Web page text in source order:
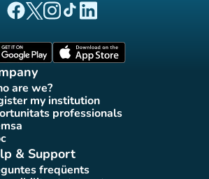
(new tab)
(new tab)
(new tab)(new tab)
(new tab)
are we?
(new tab)
my institution
(new tab)
professionals
(new tab)
(new tab)
tab)
& Support
freqüents
(new tab)